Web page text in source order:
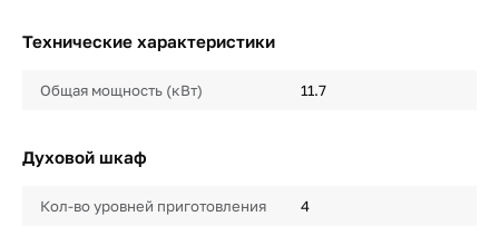
Технические характеристики
Общая мощность (кВт) 11.7
Духовой шкаф
Кол-во уровней приготовления 4